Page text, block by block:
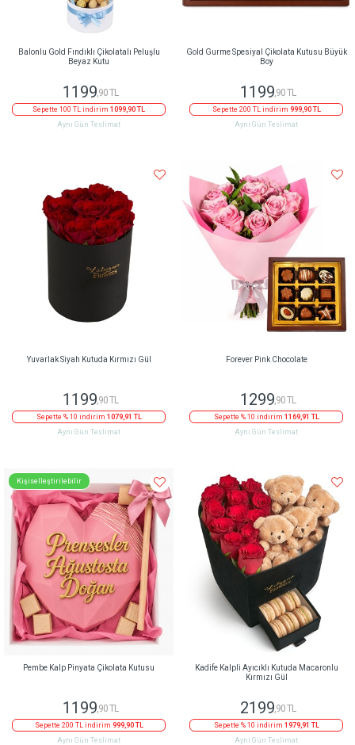
Balonlu Gold Fındıklı Çikolatalı Peluşlu
Beyaz Kutu
1199,90 TL
Sepette 100 TL indirim 1099,90 TL
Aynı Gün Teslimat
Gold Gurme Spesiyal Çikolata Kutusu Büyük
Boy
1199,90 TL
Sepette 200 TL indirim 999,90 TL
Aynı Gün Teslimat
Yuvarlak Siyah Kutuda Kırmızı Gül
1199,90 TL
Sepette % 10 indirim 1079,91 TL
Aynı Gün Teslimat
Forever Pink Chocolate
1299,90 TL
Sepette % 10 indirim 1169,91 TL
Aynı Gün Teslimat
Kişiselleştirilebilir
Pembe Kalp Pinyata Çikolata Kutusu
1199 ,90 TL
Sepette 200 TL indirim 999,90 TL
Aynı Gün Teslimat
Kadife Kalpli Ayıcıklı Kutuda Macaronlu
Kırmızı Gül
2199 ,90 TL
Sepette % 10 indirim 1979,91 TL
Aynı Gün Teslimat